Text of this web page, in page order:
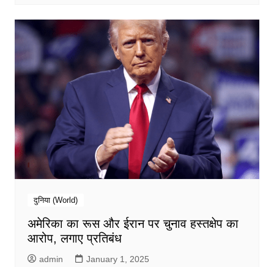
दुनिया (World)
अमेरिका का रूस और ईरान पर चुनाव हस्तक्षेप का
आरोप, लगाए प्रतिबंध
admin January 1, 2025